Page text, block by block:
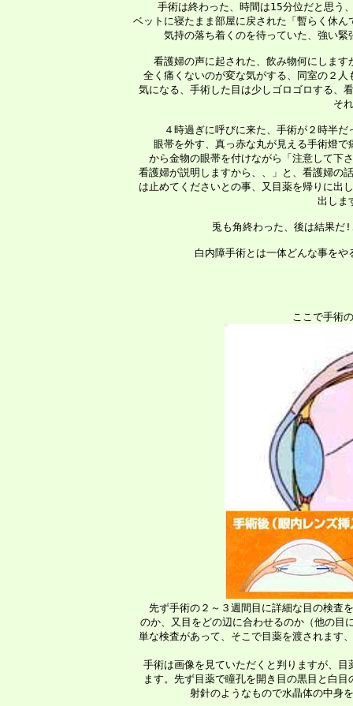
手術は終わった、時間は15分位だと思う
ベットに寝たまま部屋に戻された「暫らく休
気持の落ち着くのを待っていた、強い
看護婦の声に起された、飲み物何にします
全く痛くないのが変な気がする、同室の２
気になる、手術した目は少しゴロゴロする、
そ
４時過ぎに呼びに来た、手術が２時半だ
眼帯を外す、真っ赤な丸が見える手術燈
から金物の眼帯を付けながら「注意して下
看護婦が説明しますから、、」と、看護婦の
は止めてくださいとの事、又目薬を帰りに出
出しま
兎も角終わった、後は結果だ!
白内障手術とは一体どんな事を
ここで手術
先ず手術の２～３週間目に詳細な目の検査
のか、又目をどの辺に合わせるのか（他の目
単な検査があって、そこで目薬を渡されます
手術は画像を見ていただくと判りますが、
ます。先ず目薬で瞳孔を開き目の黒目と白
射針のようなもので水晶体の中身